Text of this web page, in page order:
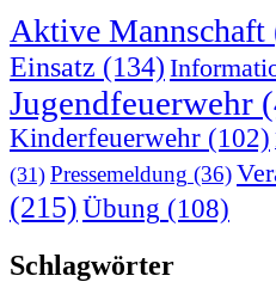
Aktive Mannschaft
Einsatz (134)
Jugendfeuerwehr
Kinderfeuerwehr (102)
(31) Pressemeldung (36)
(215)Übung (108)
Schlagwörter